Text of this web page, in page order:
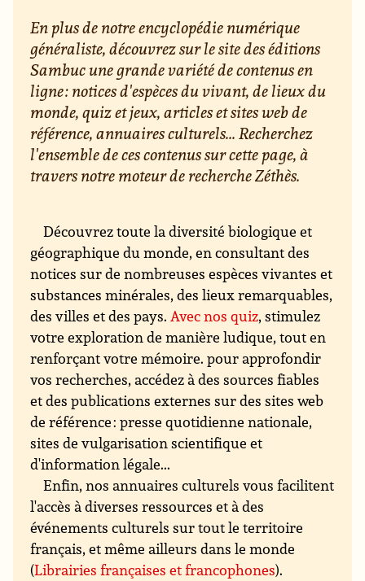
En plus de notre encyclopédie numérique
généraliste, découvrez sur le site des éditions
Sambuc une grande variété de contenus en
ligne : notices d'espèces du vivant, de lieux du
monde, quiz et jeux, articles et sites web de
référence, annuaires culturels... Recherchez
l'ensemble de ces contenus sur cette page, à
travers notre moteur de recherche Zéthès.
Découvrez toute la diversité biologique et
géographique du monde, en consultant des
notices sur de nombreuses espèces vivantes et
substances minérales, des lieux remarquables,
des villes et des pays.Avec nos quiz, stimulez
votre exploration de manière ludique, tout en
renforçant votre mémoire. pour approfondir
vos recherches, accédez à des sources fiables
et des publications externes sur des sites web
de référence : presse quotidienne nationale,
sites de vulgarisation scientifique et
d'information légale...
Enfin, nos annuaires culturels vous facilitent
l'accès à diverses ressources et à des
événements culturels sur tout le territoire
français, et même ailleurs dans le monde
(Librairies françaises et francophones).